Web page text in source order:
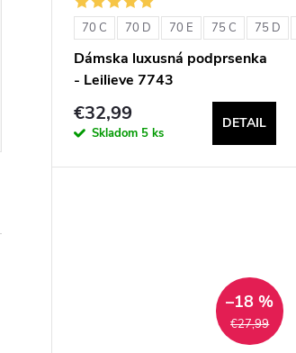
70 C 70 D 70 E 75 C 75 D
Dámska luxusná podprsenka
- Leilieve 7743
€32,99
Skladom 5 ks
DETAIL
€27,99
–18 %